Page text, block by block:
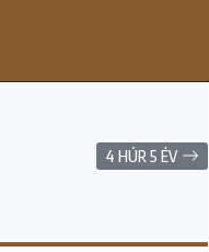
4 HÚR 5 ÉV